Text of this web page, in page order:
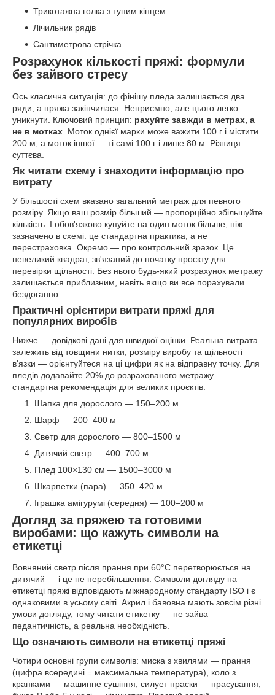
Трикотажна голка з тупим кінцем
Лічильник рядів
Сантиметрова стрічка
Розрахунок кількості пряжі: формули
без зайвого стресу
Ось класична ситуація: до фінішу пледа залишається два
ряди, а пряжа закінчилася. Неприємно, але цього легко
уникнути. Ключовий принцип: рахуйте завжди в метрах, а
не в мотках . Моток однієї марки може важити 100 г і містити
200 м, а моток іншої — ті самі 100 г і лише 80 м. Різниця
суттєва.
Як читати схему і знаходити інформацію про
витрату
У більшості схем вказано загальний метраж для певного
розміру. Якщо ваш розмір більший — пропорційно збільшуйте
кількість. І обов'язково купуйте на один моток більше, ніж
зазначено в схемі: це стандартна практика, а не
перестраховка. Окремо — про контрольний зразок. Це
невеликий квадрат, зв'язаний до початку проєкту для
перевірки щільності. Без нього будь-який розрахунок метражу
залишається приблизним, навіть якщо ви все порахували
бездоганно.
Практичні орієнтири витрати пряжі для
популярних виробів
Нижче — довідкові дані для швидкої оцінки. Реальна витрата
залежить від товщини нитки, розміру виробу та щільності
в'язки — орієнтуйтеся на ці цифри як на відправну точку. Для
пледів додавайте 20% до розрахованого метражу —
стандартна рекомендація для великих проєктів.
Шапка для дорослого — 150–200 м
Шарф — 200–400 м
Светр для дорослого — 800–1500 м
Дитячий светр — 400–700 м
Плед 100×130 см — 1500–3000 м
Шкарпетки (пара) — 350–420 м
Іграшка амігурумі (середня) — 100–200 м
Догляд за пряжею та готовими
виробами: що кажуть символи на
етикетці
Вовняний светр після прання при 60°C перетворюється на
дитячий — і це не перебільшення. Символи догляду на
етикетці пряжі відповідають міжнародному стандарту ISO і є
однаковими в усьому світі. Акрил і бавовна мають зовсім різні
умови догляду, тому читати етикетку — не зайва
педантичність, а реальна необхідність.
Що означають символи на етикетці пряжі
Чотири основні групи символів: миска з хвилями — прання
(цифра всередині = максимальна температура), коло з
крапками — машинне сушіння, силует праски — прасування,